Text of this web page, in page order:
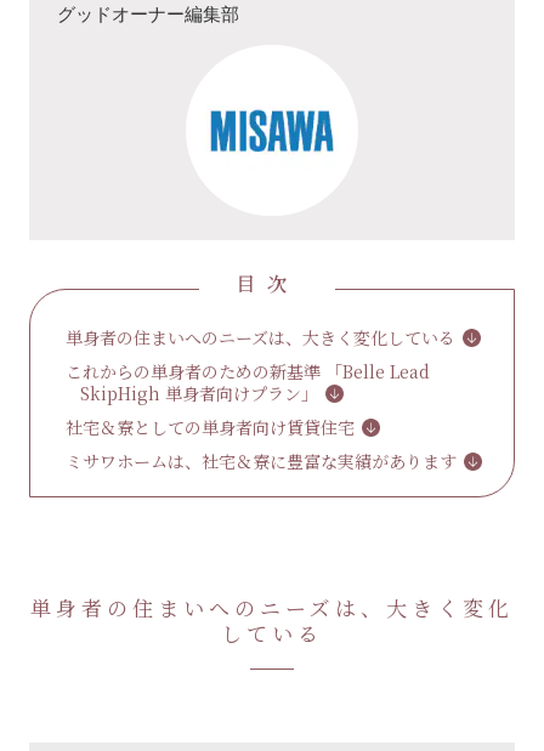
グッドオーナー編集部
目次
単身者の住まいへのニーズは、大きく変化している
これからの単身者のための新基準 「Belle Lead
SkipHigh 単身者向けプラン」
社宅＆寮としての単身者向け賃貸住宅
ミサワホームは、社宅＆寮に豊富な実績があります
単身者の住まいへのニーズは、大きく変化
している